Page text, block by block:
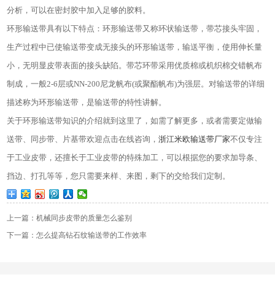
分析，可以在密封胶中加入足够的胶料。
环形输送带具有以下特点：环形输送带又称环状输送带，带芯接头牢固，
生产过程中已使输送带变成无接头的环形输送带，输送平衡，使用伸长量
小，无明显皮带表面的接头缺陷。带芯环带采用优质棉或机织棉交错帆布
制成，一般2-6 层或NN-200 尼龙帆布(或聚酯帆布)为强层。对输送带的详细
描述称为环形输送带，是输送带的特性讲解。
关于环形输送带知识的介绍就到这里了，如需了解更多，或者需要定做输
送带、同步带、片基带欢迎点击在线咨询，浙江米欧输送带厂家不仅专注
于工业皮带，还擅长于工业皮带的特殊加工，可以根据您的要求加导条、
挡边、打孔等等，您只需要来样、来图，剩下的交给我们定制。
上一篇：机械同步皮带的质量怎么鉴别
下一篇：怎么提高钻石纹输送带的工作效率